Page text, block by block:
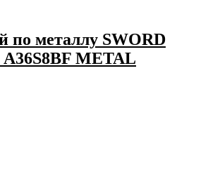
по металлу SWORD
A36S8BF METAL